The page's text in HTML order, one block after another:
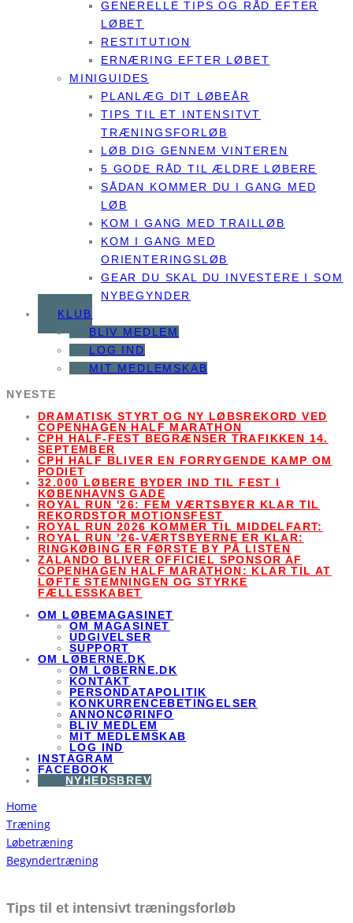
GENERELLE TIPS OG RÅD EFTER
LØBET
RESTITUTION
ERNÆRING EFTER LØBET
MINIGUIDES
PLANLÆG DIT LØBEÅR
TIPS TIL ET INTENSITVT
TRÆNINGSFORLØB
LØB DIG GENNEM VINTEREN
5 GODE RÅD TIL ÆLDRE LØBERE
SÅDAN KOMMER DU I GANG MED
LØB
KOM I GANG MED TRAILLØB
KOM I GANG MED
ORIENTERINGSLØB
GEAR DU SKAL DU INVESTERE I SOM
NYBEGYNDER
KLUB
BLIV MEDLEM
LOG IND
MIT MEDLEMSKAB
NYESTE
DRAMATISK STYRT OG NY LØBSREKORD VED
COPENHAGEN HALF MARATHON
CPH HALF-FEST BEGRÆNSER TRAFIKKEN 14.
SEPTEMBER
CPH HALF BLIVER EN FORRYGENDE KAMP OM
PODIET
32.000 LØBERE BYDER IND TIL FEST I
KØBENHAVNS GADE
ROYAL RUN '26: FEM VÆRTSBYER KLAR TIL
REKORDSTOR MOTIONSFEST
ROYAL RUN 2026 KOMMER TIL MIDDELFART:
ROYAL RUN ’26-VÆRTSBYERNE ER KLAR:
RINGKØBING ER FØRSTE BY PÅ LISTEN
ZALANDO BLIVER OFFICIEL SPONSOR AF
COPENHAGEN HALF MARATHON: KLAR TIL AT
LØFTE STEMNINGEN OG STYRKE
FÆLLESSKABET
OM LØBEMAGASINET
OM MAGASINET
UDGIVELSER
SUPPORT
OM LØBERNE.DK
OM LØBERNE.DK
KONTAKT
PERSONDATAPOLITIK
KONKURRENCEBETINGELSER
ANNONCØRINFO
BLIV MEDLEM
MIT MEDLEMSKAB
LOG IND
INSTAGRAM
FACEBOOK
NYHEDSBREV
Home
Træning
Løbetræning
Begyndertræning
Tips til et intensivt træningsforløb